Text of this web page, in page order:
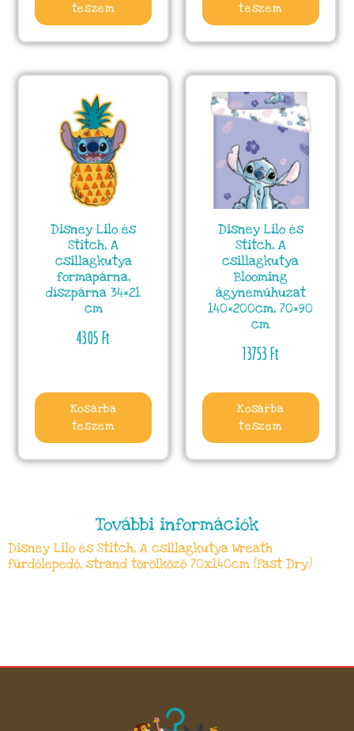
teszem
teszem
Disney Lilo és
Stitch, A
csillagkutya
formapárna,
díszpárna 34×21
cm
4305Ft
Kosárba
teszem
Disney Lilo és
Stitch, A
csillagkutya
Blooming
ágyneműhuzat
140×200cm, 70×90
cm
13753Ft
Kosárba
teszem
További információk
Disney Lilo és Stitch, A csillagkutya Wreath
fürdőlepedő, strand törölköző 70x140cm (Fast Dry)